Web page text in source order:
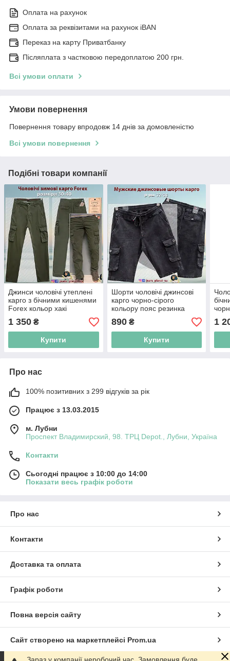
Оплата на рахунок
Оплата за реквізитами на рахунок iBAN
Переказ на карту Приватбанку
Післяплата з частковою передоплатою 200 грн.
Всі умови оплати
Умови повернення
Повернення товару впродовж 14 днів за домовленістю
Всі умови повернення
Подібні товари компанії
Джинси чоловічі утеплені
карго з бічними кишенями
Forex кольор хакі
1 350 ₴
Купити
Шорти чоловічі джинсові
карго чорно-сірого
кольору пояс резинка
890₴
Купити
1
Про нас
100% позитивних з 299 відгуків за рік
Працює з 13.03.2015
м. Лубни
Проспект Владимирский, 98. ТРЦ Depot., Лубни, Україна
Контакти
Сьогодні працює з 10:00 до 14:00
Показати весь графік роботи
Про нас
Контакти
Доставка та оплата
Графік роботи
Повна версія сайту
Сайт створено на маркетплейсі Prom.ua